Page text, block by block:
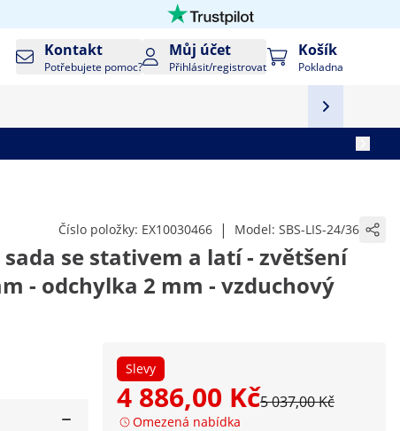
Kontakt
Potřebujete pomoc?
Můj účet
Přihlásit/registrovat
Košík
Pokladna
Číslo položky: EX10030466 | Model: SBS-LIS-24/36
se stativem a latí - zvětšení
- odchylka 2 mm - vzduchový
Slevy
4 886,00 Kč5 037,00 Kč
Omezená nabídka